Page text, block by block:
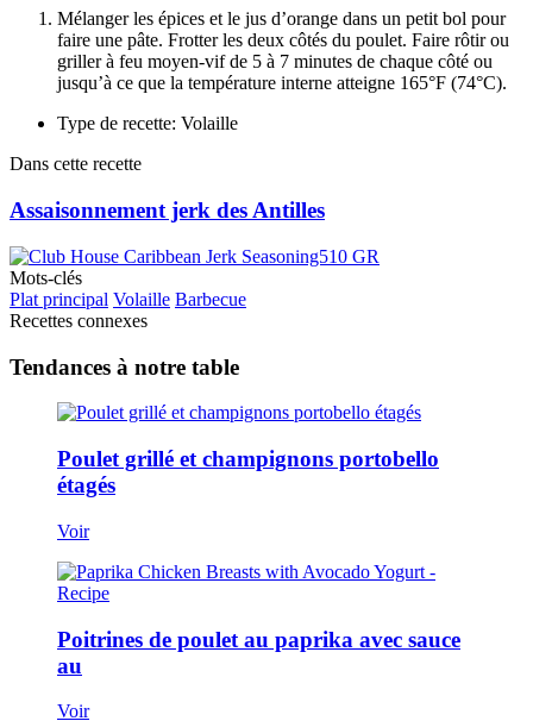
Mélanger les épices et le jus d’orange dans un petit bol pour
faire une pâte. Frotter les deux côtés du poulet. Faire rôtir ou
griller à feu moyen-vif de 5 à 7 minutes de chaque côté ou
jusqu’à ce que la température interne atteigne 165°F (74°C).
Type de recette: Volaille
Dans cette recette
Assaisonnement jerk des Antilles
Mots-clés
Plat principal Volaille Barbecue
Recettes connexes
Tendances à notre table
Poulet grillé et champignons portobello
étagés
Voir
Poitrines de poulet au paprika avec sauce
au
Voir